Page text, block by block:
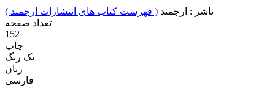
ناشر : ارجمند ( فهرست کتاب های انتشارات ارجمند )
تعداد صفحه
152
چاپ
تک رنگ
زبان
فارسی